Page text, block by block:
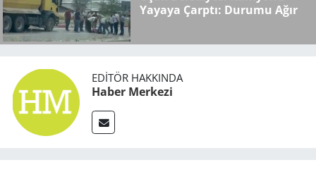
Yayaya Çarptı: Durumu Ağır
EDITÖR HAKKINDA
Haber Merkezi